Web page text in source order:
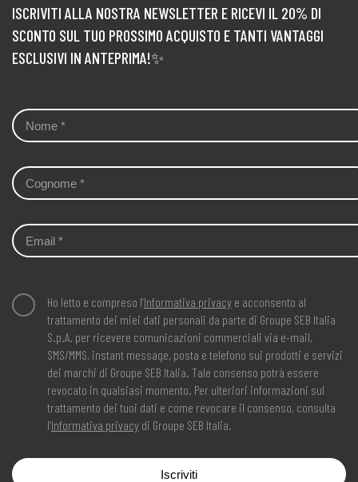
ISCRIVITI ALLA NOSTRA NEWSLETTER E RICEVI IL 20% DI
SCONTO SUL TUO PROSSIMO ACQUISTO E TANTI VANTAGGI
ESCLUSIVI IN ANTEPRIMA!✨
Ho letto e compreso l’Informativa privacy e acconsento al
trattamento dei miei dati personali da parte di Groupe SEB Italia
S.p.A. per ricevere comunicazioni commerciali via e-mail,
SMS/MMS, instant message, posta e telefono sui prodotti e servizi
dei marchi di Groupe SEB Italia. Tale consenso potrà essere
revocato in qualsiasi momento. Per ulteriori informazioni sul
trattamento dei tuoi dati e come revocare il consenso, consulta
l’Informativa privacy di Groupe SEB Italia.
Iscriviti